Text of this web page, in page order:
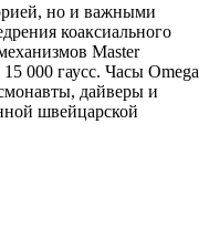
но и важными
коаксиального
Master
000 гаусс. Часы Omega
дайверы и
швейцарской